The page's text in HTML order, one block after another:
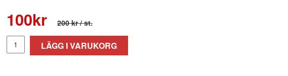
100kr 200 kr/ st.
LÄGG I VARUKORG